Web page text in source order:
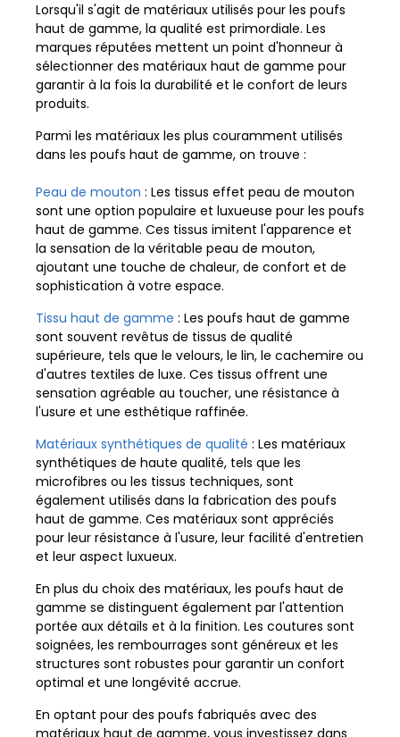
Lorsqu'il s'agit de matériaux utilisés pour les poufs
haut de gamme, la qualité est primordiale. Les
marques réputées mettent un point d'honneur à
sélectionner des matériaux haut de gamme pour
garantir à la fois la durabilité et le confort de leurs
produits.
Parmi les matériaux les plus couramment utilisés
dans les poufs haut de gamme, on trouve :
Peau de mouton : Les tissus effet peau de mouton
sont une option populaire et luxueuse pour les poufs
haut de gamme. Ces tissus imitent l'apparence et
la sensation de la véritable peau de mouton,
ajoutant une touche de chaleur, de confort et de
sophistication à votre espace.
Tissu haut de gamme : Les poufs haut de gamme
sont souvent revêtus de tissus de qualité
supérieure, tels que le velours, le lin, le cachemire ou
d'autres textiles de luxe. Ces tissus offrent une
sensation agréable au toucher, une résistance à
l'usure et une esthétique raffinée.
Matériaux synthétiques de qualité : Les matériaux
synthétiques de haute qualité, tels que les
microfibres ou les tissus techniques, sont
également utilisés dans la fabrication des poufs
haut de gamme. Ces matériaux sont appréciés
pour leur résistance à l'usure, leur facilité d'entretien
et leur aspect luxueux.
En plus du choix des matériaux, les poufs haut de
gamme se distinguent également par l'attention
portée aux détails et à la finition. Les coutures sont
soignées, les rembourrages sont généreux et les
structures sont robustes pour garantir un confort
optimal et une longévité accrue.
En optant pour des poufs fabriqués avec des